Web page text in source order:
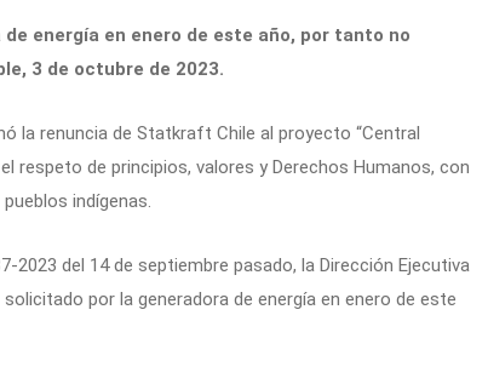
energía en enero de este año, por tanto no
3 de octubre de 2023.
la renuncia de Statkraft Chile al proyecto “Central
respeto de principios, valores y Derechos Humanos, con
indígenas.
2023 del 14 de septiembre pasado, la Dirección Ejecutiva
por la generadora de energía en enero de este